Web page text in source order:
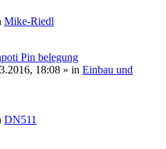
Mike-Riedl
Pin belegung
18:08 » in Einbau und
DN511